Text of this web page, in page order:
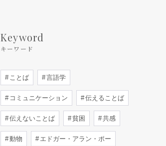
Keyword
キーワード
ことば 言語学
コミュニケーション 伝えることば
伝えないことば 貧困 共感
動物 エドガー・アラン・ポー